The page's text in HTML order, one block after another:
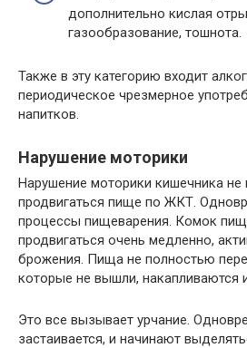
дополнительно кислая
газообразование, тошнота.
Также в эту категорию входит
периодическое чрезмерное
напитков.
Нарушение моторики
Нарушение моторики кишечника не
продвигаться пище по ЖКТ.
процессы пищеварения. Комок
продвигаться очень медленно,
брожения. Пища не полностью
которые не вышли, накапливаются
Это все вызывает урчание.
застаивается, и начинают